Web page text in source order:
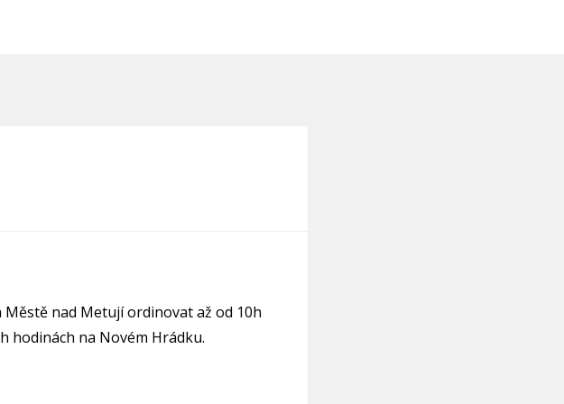
Městě nad Metují ordinovat až od 10h
hodinách na Novém Hrádku.